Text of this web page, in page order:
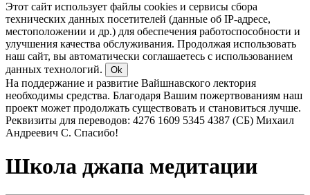
Этот сайт использует файлы cookies и сервисы сбора
технических данных посетителей (данные об IP-адресе,
местоположении и др.) для обеспечения работоспособности и
улучшения качества обслуживания. Продолжая использовать
наш сайт, вы автоматически соглашаетесь с использованием
данных технологий.
Ok
На поддержание и развитие Вайшнавского лектория
необходимы средства. Благодаря Вашим пожертвованиям наш
проект может продолжать существовать и становиться лучше.
Реквизиты для переводов: 4276 1609 5345 4387 (СБ) Михаил
Андреевич С. Спасибо!
Школа джапа медитации